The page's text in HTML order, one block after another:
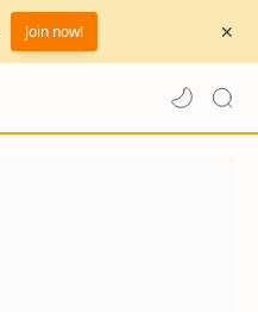
Join now!